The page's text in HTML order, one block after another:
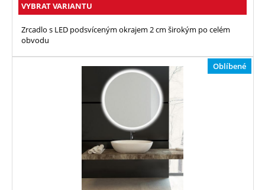
VYBRAT VARIANTU
Zrcadlo s LED podsvíceným okrajem 2 cm širokým po celém
obvodu
Oblíbené